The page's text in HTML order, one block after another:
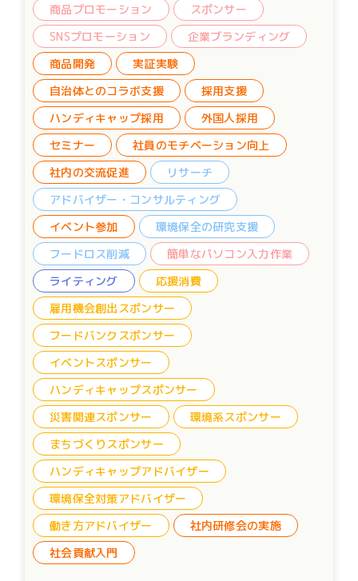
ます。さらに、事業主として自立する道に挑戦すること
ができます。 「小規模事業者の方々」はあまり活動予
算を取ることのできない中で、魅力的で良質のWebサイ
トを安価に得られることに加え、さらに運用時に伴走支
援が受けられます。 このように、「Web制作」を通し
て、シニア・シニア候補世代にはやりがいのある仕事
を、現役クリエーター世代にはシニアのWeb制作支援と
いう副業を、小規模事業者の方々には、Webを「所有で
きない」「更新できない」ことによる事業機会損失の軽
減を届けます。 なお、令和3年度は、特定非営利活動
法人 湘南ランドスケープラボ様や（https://shonan-ls-
lab.org/）やママほぐ様（https://mamahogu.net/）な
ど、複数の団体様からWeb制作を受託しました。 地域
の人々や団体がWeb制作を通してハッピーとなり、地域
の中でよりよい循環を創る活動を応援してくださる企業
の皆さん、私たちNPO法人セカンドワーク協会とタイア
ップしませんか？オファーをお待ちしております！
商品プロモーション
スポンサー
SNSプロモーション
企業ブランディング
商品開発
実証実験
自治体とのコラボ支援
採用支援
ハンディキャップ採用
外国人採用
セミナー
社員のモチベーション向上
社内の交流促進
リサーチ
アドバイザー・コンサルティング
イベント参加
環境保全の研究支援
フードロス削減
簡単なパソコン入力作業
ライティング
応援消費
雇用機会創出スポンサー
フードバンクスポンサー
イベントスポンサー
ハンディキャップスポンサー
災害関連スポンサー
環境系スポンサー
まちづくりスポンサー
ハンディキャップアドバイザー
環境保全対策アドバイザー
働き方アドバイザー
社内研修会の実施
社会貢献入門